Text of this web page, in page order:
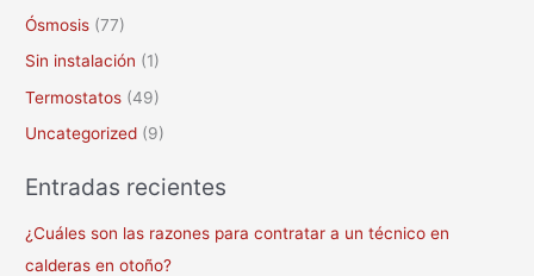
Ósmosis (77)
Sin instalación (1)
Termostatos (49)
Uncategorized (9)
Entradas recientes
¿Cuáles son las razones para contratar a un técnico en
calderas en otoño?